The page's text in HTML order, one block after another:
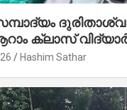
ക്ലാസ്
Hashim Sathar